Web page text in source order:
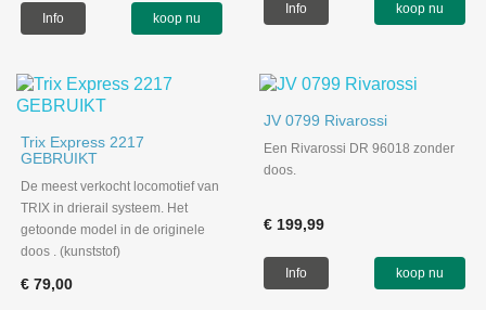
Info koop nu
Info koop nu
Trix Express 2217
GEBRUIKT
De meest verkocht locomotief van
TRIX in drierail systeem. Het
getoonde model in de originele
doos . (kunststof)
€ 79,00
JV 0799 Rivarossi
Een Rivarossi DR 96018 zonder
doos.
€ 199,99
Info koop nu